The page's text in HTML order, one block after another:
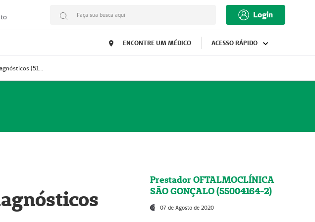
Faça sua busca aqui Login
ENCONTRE UM MÉDICO ACESSO RÁPIDO
Prestador Medlife Consultas e Diagnósticos (51004334-2)
Prestador OFTALMOCLÍNICA
SÃO GONÇALO (55004164-2)
07 de Agosto de 2020